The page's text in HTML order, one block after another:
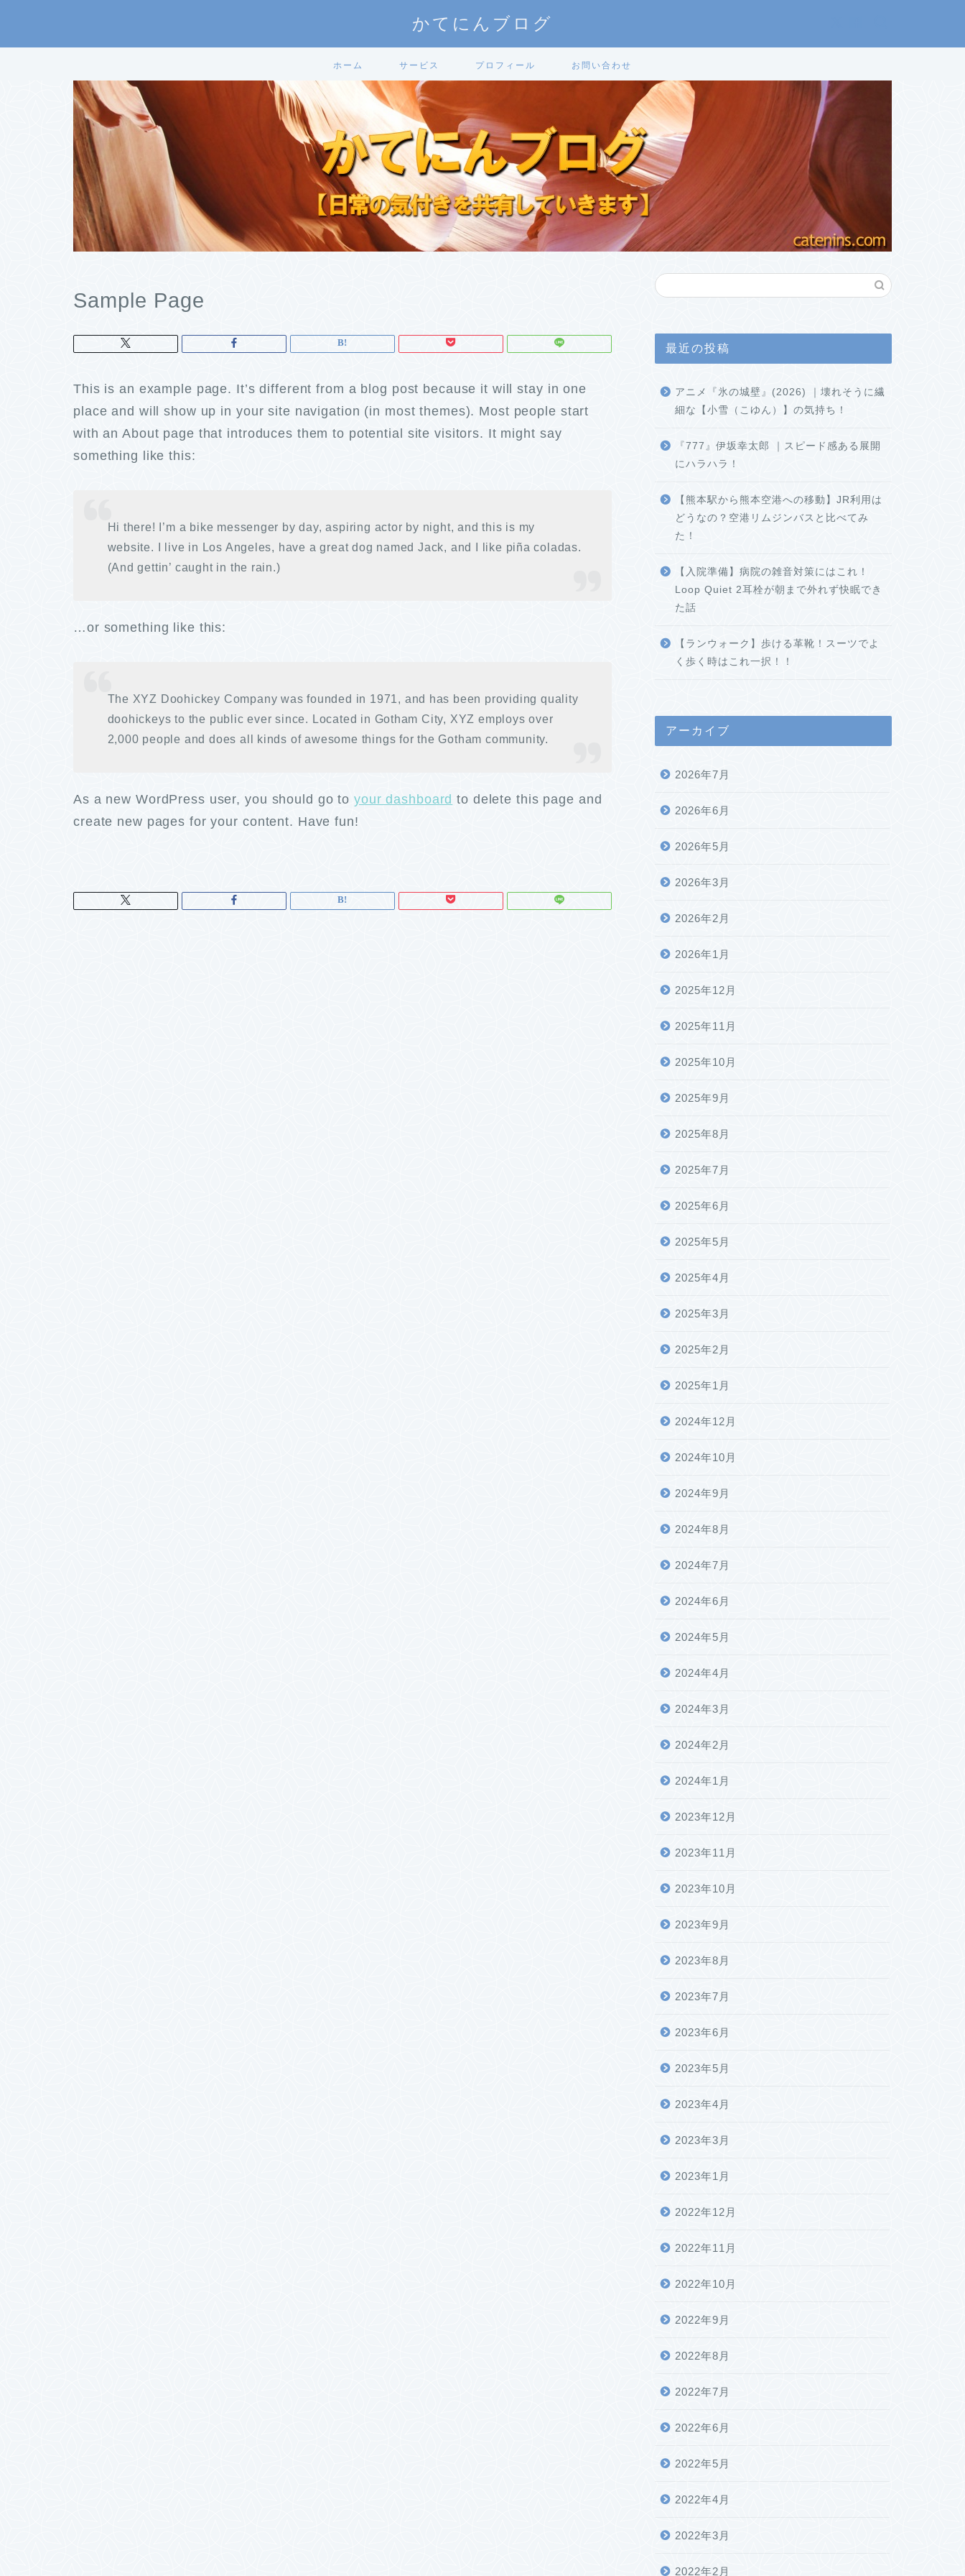
かてにんブログ
ホーム サービス プロフィール お問い合わせ
Sample Page
This is an example page. It’s different from a blog post because it will stay in one
place and will show up in your site navigation (in most themes). Most people start
with an About page that introduces them to potential site visitors. It might say
something like this:
Hi there! I’m a bike messenger by day, aspiring actor by night, and this is my
website. I live in Los Angeles, have a great dog named Jack, and I like piña coladas.
(And gettin’ caught in the rain.)
…or something like this:
The XYZ Doohickey Company was founded in 1971, and has been providing quality
doohickeys to the public ever since. Located in Gotham City, XYZ employs over
2,000 people and does all kinds of awesome things for the Gotham community.
As a new WordPress user, you should go to your dashboard to delete this page and
create new pages for your content. Have fun!
最近の投稿
アニメ『氷の城壁』(2026) ｜壊れそうに繊
細な【小雪（こゆん）】の気持ち！
『777』伊坂幸太郎 ｜スピード感ある展開
にハラハラ！
【熊本駅から熊本空港への移動】JR利用は
どうなの？空港リムジンバスと比べてみ
た！
【入院準備】病院の雑音対策にはこれ！
Loop Quiet 2耳栓が朝まで外れず快眠でき
た話
【ランウォーク】歩ける革靴！スーツでよ
く歩く時はこれ一択！！
アーカイブ
2026年7月
2026年6月
2026年5月
2026年3月
2026年2月
2026年1月
2025年12月
2025年11月
2025年10月
2025年9月
2025年8月
2025年7月
2025年6月
2025年5月
2025年4月
2025年3月
2025年2月
2025年1月
2024年12月
2024年10月
2024年9月
2024年8月
2024年7月
2024年6月
2024年5月
2024年4月
2024年3月
2024年2月
2024年1月
2023年12月
2023年11月
2023年10月
2023年9月
2023年8月
2023年7月
2023年6月
2023年5月
2023年4月
2023年3月
2023年1月
2022年12月
2022年11月
2022年10月
2022年9月
2022年8月
2022年7月
2022年6月
2022年5月
2022年4月
2022年3月
2022年2月